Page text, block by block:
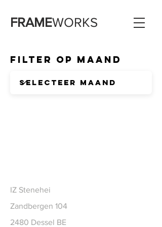
FRAMEWORKS
Filter op Maand
IZ Stenehei
Zandbergen 104
2480 Dessel BE